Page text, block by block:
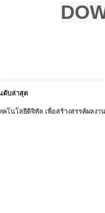
ดับล่าสุด
โนโลยีดิจิทัล เพื่อสร้างสรรค์ผลง